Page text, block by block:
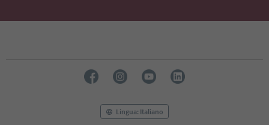
Lingua: Italiano